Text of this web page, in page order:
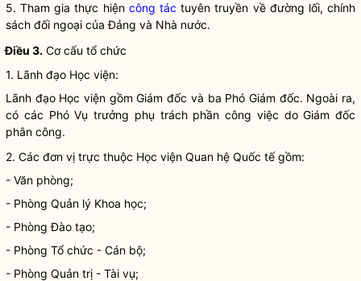
5. Tham gia thực hiện công tác tuyên truyền về đường lối, chính
sách đối ngoại của Đảng và Nhà nước.
Điều 3. Cơ cấu tổ chức
1. Lãnh đạo Học viện:
Lãnh đạo Học viện gồm Giám đốc và ba Phó Giám đốc. Ngoài ra,
có các Phó Vụ trưởng phụ trách phần công việc do Giám đốc
phân công.
2. Các đơn vị trực thuộc Học viện Quan hệ Quốc tế gồm:
- Văn phòng;
- Phòng Quản lý Khoa học;
- Phòng Đào tạo;
- Phòng Tổ chức - Cán bộ;
- Phòng Quản trị - Tài vụ;